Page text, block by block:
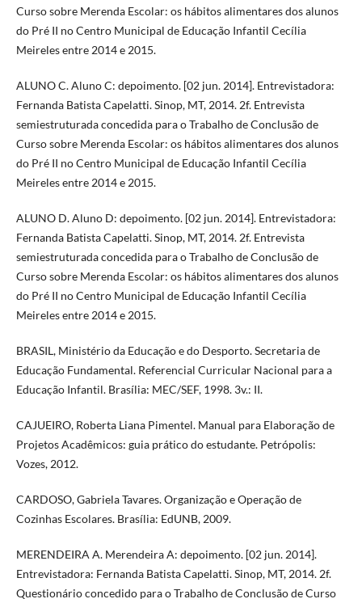
Curso sobre Merenda Escolar: os hábitos alimentares dos alunos
do Pré II no Centro Municipal de Educação Infantil Cecília
Meireles entre 2014 e 2015.
ALUNO C. Aluno C: depoimento. [02 jun. 2014]. Entrevistadora:
Fernanda Batista Capelatti. Sinop, MT, 2014. 2f. Entrevista
semiestruturada concedida para o Trabalho de Conclusão de
Curso sobre Merenda Escolar: os hábitos alimentares dos alunos
do Pré II no Centro Municipal de Educação Infantil Cecília
Meireles entre 2014 e 2015.
ALUNO D. Aluno D: depoimento. [02 jun. 2014]. Entrevistadora:
Fernanda Batista Capelatti. Sinop, MT, 2014. 2f. Entrevista
semiestruturada concedida para o Trabalho de Conclusão de
Curso sobre Merenda Escolar: os hábitos alimentares dos alunos
do Pré II no Centro Municipal de Educação Infantil Cecília
Meireles entre 2014 e 2015.
BRASIL, Ministério da Educação e do Desporto. Secretaria de
Educação Fundamental. Referencial Curricular Nacional para a
Educação Infantil. Brasília: MEC/SEF, 1998. 3v.: II.
CAJUEIRO, Roberta Liana Pimentel. Manual para Elaboração de
Projetos Acadêmicos: guia prático do estudante. Petrópolis:
Vozes, 2012.
CARDOSO, Gabriela Tavares. Organização e Operação de
Cozinhas Escolares. Brasília: EdUNB, 2009.
MERENDEIRA A. Merendeira A: depoimento. [02 jun. 2014].
Entrevistadora: Fernanda Batista Capelatti. Sinop, MT, 2014. 2f.
Questionário concedido para o Trabalho de Conclusão de Curso